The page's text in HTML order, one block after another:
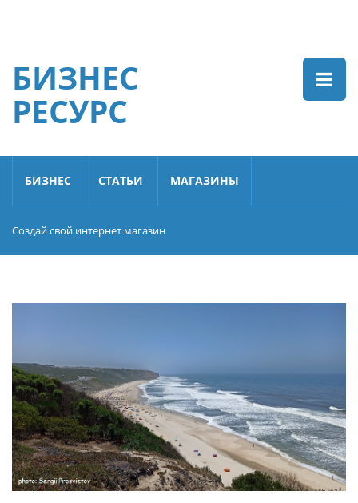
БИЗНЕС
РЕСУРС
БИЗНЕС СТАТЬИ МАГАЗИНЫ
Создай свой интернет магазин